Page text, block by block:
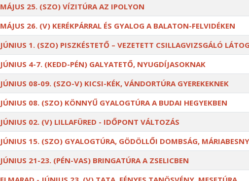
MÁJUS 25. (SZO) VÍZITÚRA AZ IPOLYON
MÁJUS 26. (V) KERÉKPÁRRAL ÉS GYALOG A BALATON-FELVIDÉKEN
JÚNIUS 1. (SZO) PISZKÉSTETŐ – VEZETETT CSILLAGVIZSGÁLÓ
JÚNIUS 4-7. (KEDD-PÉN) GALYATETŐ, NYUGDÍJASOKNAK
JÚNIUS 08-09. (SZO-V) KICSI-KÉK, VÁNDORTÚRA GYEREKEKNEK
JÚNIUS 08. (SZO) KÖNNYŰ GYALOGTÚRA A BUDAI HEGYEKBEN
JÚNIUS 02. (V) LILLAFÜRED - IDŐPONT VÁLTOZÁS
JÚNIUS 15. (SZO) GYALOGTÚRA, GÖDÖLLŐI DOMBSÁG,
JÚNIUS 21-23. (PÉN-VAS) BRINGATÚRA A ZSELICBEN